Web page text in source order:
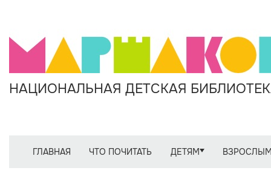
НАЦИОНАЛЬНАЯ ДЕТСКАЯ
ГЛАВНАЯ ЧТО ПОЧИТАТЬ ДЕТЯМ